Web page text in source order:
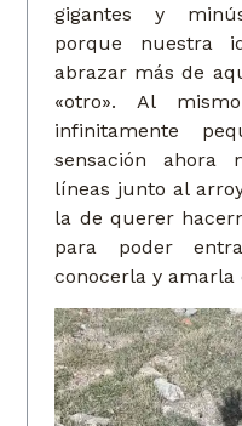
gigantes y
porque nuestra
abrazar más de
«otro». Al
infinitamente
sensación ahora
líneas junto al
la de querer
para poder
conocerla y amarla